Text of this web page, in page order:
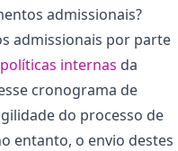
admissionais?
admissionais por parte
políticas internas da
cronograma de
do processo de
entanto, o envio destes